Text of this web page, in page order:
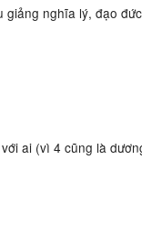
nghĩa lý, đạo
ai (vì 4 cũng là